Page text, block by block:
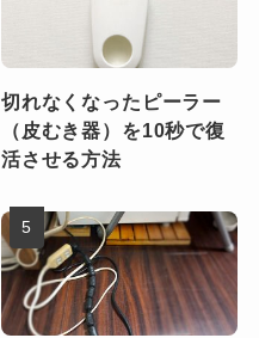
切れなくなったピーラー
（皮むき器）を10秒で復
活させる方法